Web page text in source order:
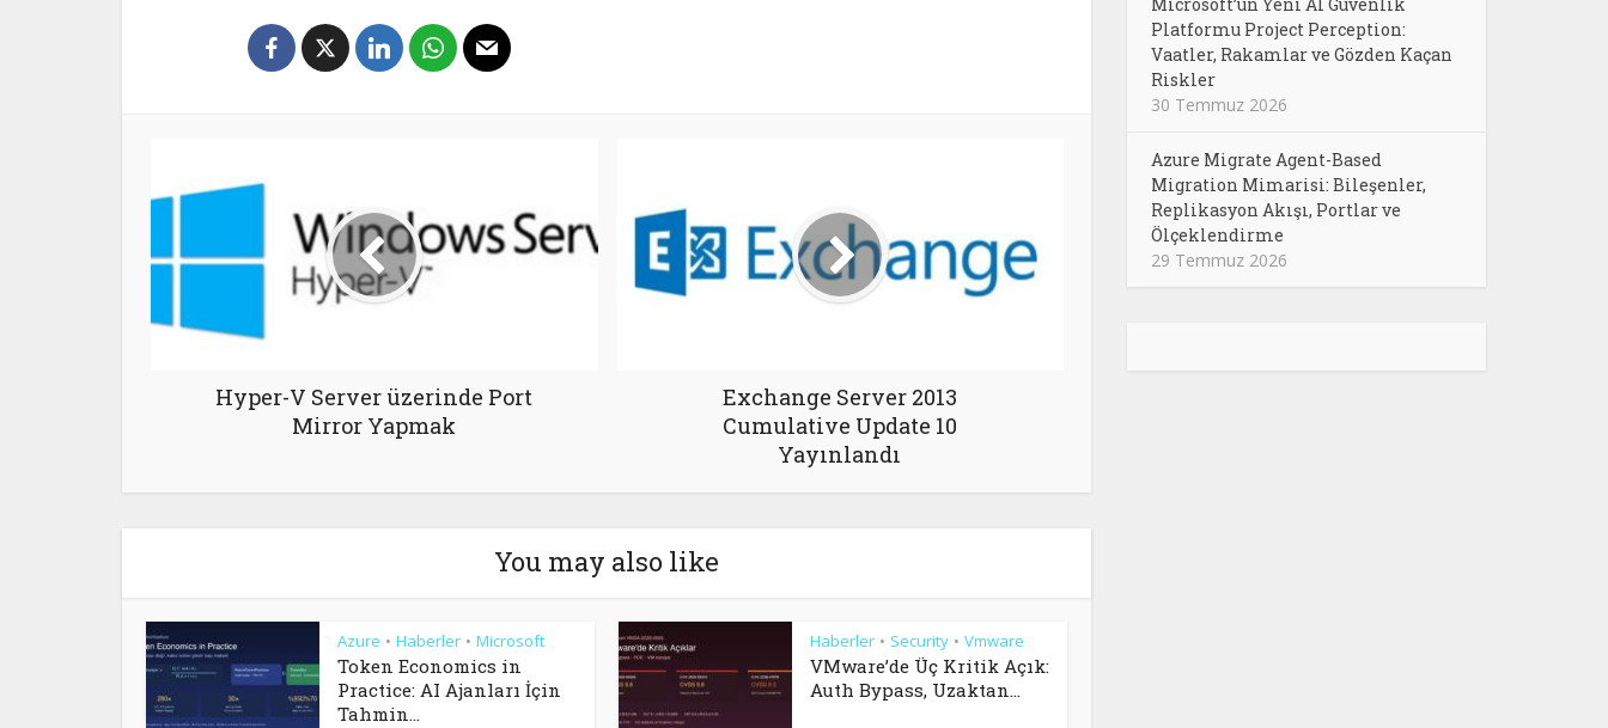
Hyper-V Server üzerinde Port
Mirror Yapmak
Exchange Server 2013
Cumulative Update 10
Yayınlandı
You may also like
Azure • Haberler • Microsoft
Token Economics in
Practice: AI Ajanları İçin
Tahmin...
Haberler • Security • Vmware
VMware’de Üç Kritik Açık:
Auth Bypass, Uzaktan...
Platformu Project Perception:
Vaatler, Rakamlar ve Gözden Kaçan
Riskler
30 Temmuz 2026
Azure Migrate Agent-Based
Migration Mimarisi: Bileşenler,
Replikasyon Akışı, Portlar ve
Ölçeklendirme
29 Temmuz 2026